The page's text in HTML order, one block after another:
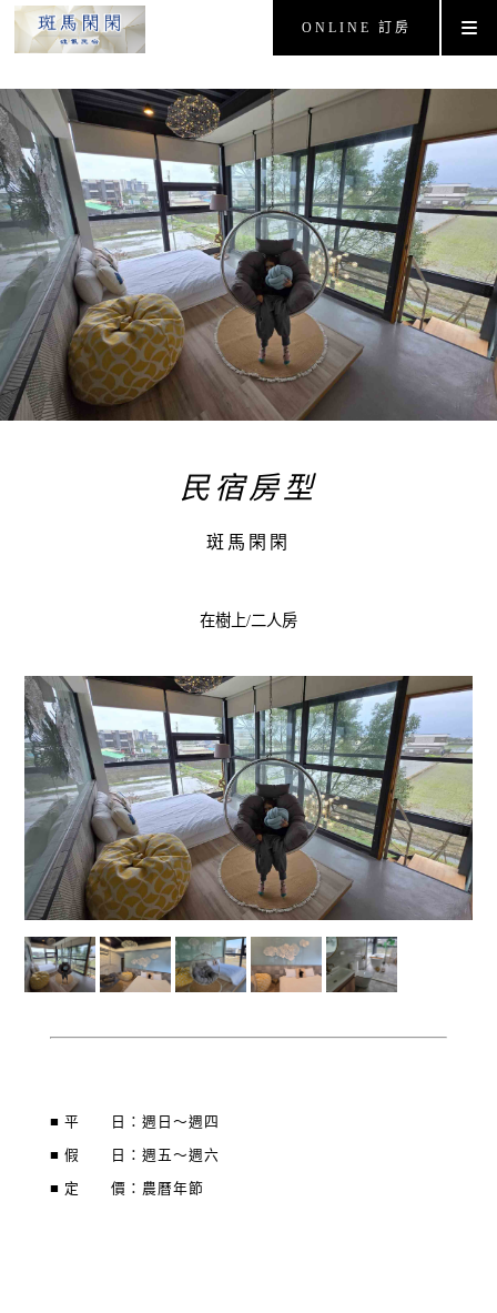
ONLINE 訂房
民宿房型
斑馬閑閑
在樹上/二人房
■ 平 日：週日～週四
■ 假 日：週五～週六
■ 定 價：農曆年節